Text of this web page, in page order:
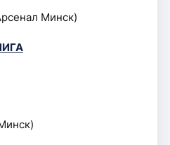
Минск)